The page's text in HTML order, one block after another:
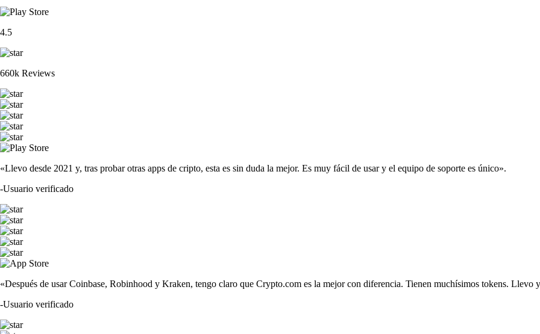
4.5
660k Reviews
«Llevo desde 2021 y, tras probar otras apps de cripto, esta es sin duda la mejor. Es muy fácil de usar y el equipo de soporte es único».
-Usuario verificado
«Después de usar Coinbase, Robinhood y Kraken, tengo claro que Crypto.com es la mejor con diferencia. Tienen muchísimos tokens.
-Usuario verificado